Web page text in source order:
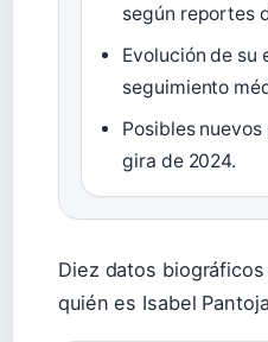
según reportes
Evolución de su
seguimiento
Posibles
gira de 2024.
Diez datos
quién es Isabel